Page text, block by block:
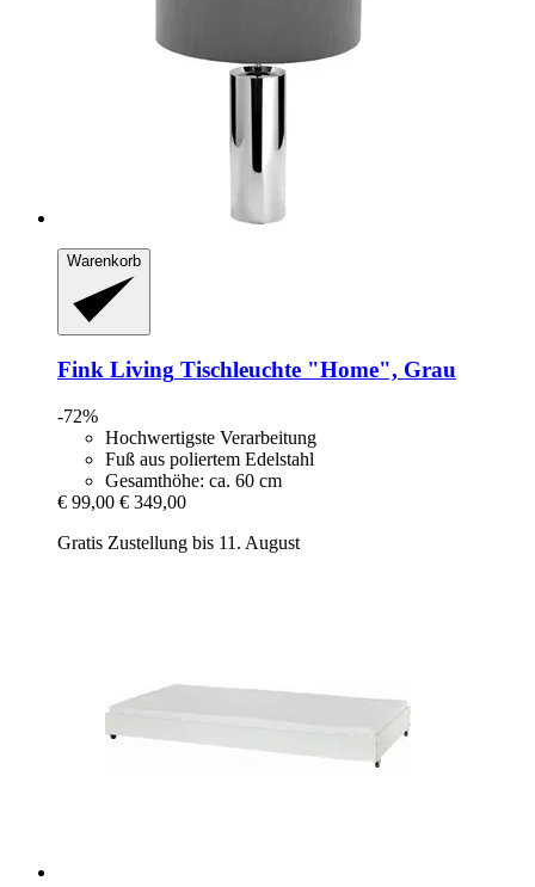
Warenkorb
Fink Living Tischleuchte "Home", Grau
-72%
Hochwertigste Verarbeitung
Fuß aus poliertem Edelstahl
Gesamthöhe: ca. 60 cm
€ 99,00 € 349,00
Gratis Zustellung bis 11. August